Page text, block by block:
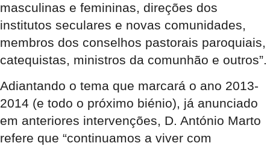
masculinas e femininas, direções dos
institutos seculares e novas comunidades,
membros dos conselhos pastorais paroquiais,
catequistas, ministros da comunhão e outros”.
Adiantando o tema que marcará o ano 2013-
2014 (e todo o próximo biénio), já anunciado
em anteriores intervenções, D. António Marto
refere que “continuamos a viver com